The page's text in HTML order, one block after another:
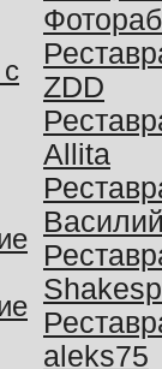
ZDD
Allita
aleks75